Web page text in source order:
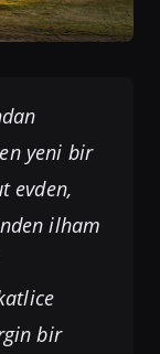
yeni bir
evden,
ilham
bir